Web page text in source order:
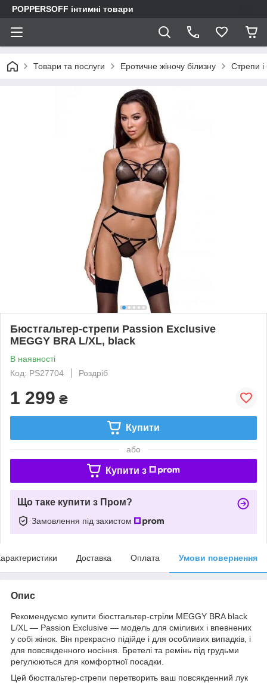
POPPERSOFF інтимні товари
Товари та послуги Еротичне жіночу білизну Стрепи і
Бюстгальтер-стрепи Passion Exclusive
MEGGY BRA L/XL, black
В наявності
Код: PS27704
Роздріб
1 299 ₴
Купити
або
Купити з
Що таке купити з Пром?
Замовлення під захистом
Доставка Оплата Умови повернення
Опис
Рекомендуємо купити бюстгальтер-стріли MEGGY BRA black
L/XL — Passion Exclusive — модель для сміливих і впевнених
у собі жінок. Він прекрасно підійде і для особливих випадків, і
для повсякденного носіння. Бретелі та ремінь під грудьми
регулюються для комфортної посадки.
Цей бюстгальтер-стрепи перетворить ваш повсякденний лук